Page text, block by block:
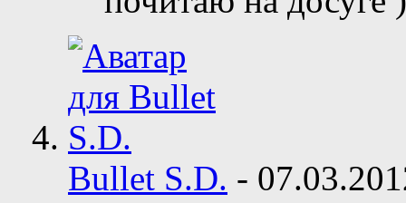
Bullet S.D. -